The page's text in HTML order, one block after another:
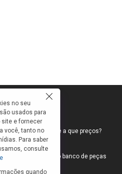
compro ingressos e a que preços?
criamos o banco de peças
no seu
usados para
site e fornecer
você, tanto no
Para saber
consulte
quando